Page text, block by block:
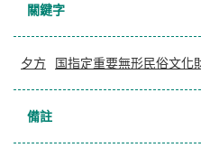
關鍵字
夕方 国指定重要無形民俗文化
備註